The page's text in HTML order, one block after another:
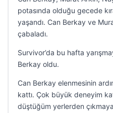
potasında olduğu gecede
yaşandı. Can Berkay ve
çabaladı.
Survivor’da bu hafta
Berkay oldu.
Can Berkay elenmesinin
kattı. Çok büyük deneyim
düştüğüm yerlerden çıkmaya